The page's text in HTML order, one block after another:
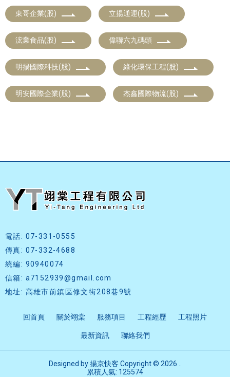
東哥企業(股) 立揚通運(股)
浤業食品(股) 偉聯六九碼頭
明揚國際科技(股) 綠化環保工程(股)
明安國際企業(股) 杰鑫國際物流(股)
電話: 07-331-0555
傳真: 07-332-4688
統編: 90940074
信箱: a7152939@gmail.com
地址: 高雄市前鎮區修文街208巷9號
回首頁 關於翊棠 服務項目 工程經歷 工程照片
最新資訊 聯絡我們
Designed by揚京快客 Copyright © 2026
累積人氣: 125574